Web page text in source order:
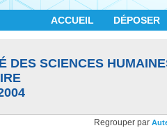
ACCUEIL DÉPOSER
DES SCIENCES
Regrouper par